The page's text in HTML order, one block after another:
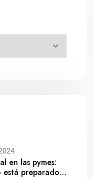
en las pymes:
está preparado